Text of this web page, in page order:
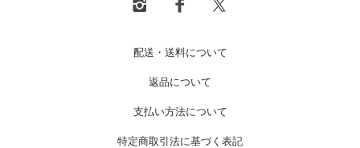
配送・送料について
返品について
支払い方法について
特定商取引法に基づく表記